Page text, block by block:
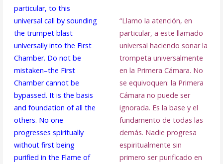
particular, to this
universal call by sounding
the trumpet blast
universally into the First
Chamber. Do not be
mistaken–the First
Chamber cannot be
bypassed. It is the basis
and foundation of all the
others. No one
progresses spiritually
without first being
purified in the Flame of
“Llamo la atención, en
particular, a este llamado
universal haciendo sonar la
trompeta universalmente
en la Primera Cámara. No
se equivoquen: la Primera
Cámara no puede ser
ignorada. Es la base y el
fundamento de todas las
demás. Nadie progresa
espiritualmente sin
primero ser purificado en